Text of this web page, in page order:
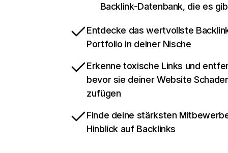
Backlink-Datenbank, die es
Entdecke das wertvollste
Portfolio in deiner Nische
Erkenne toxische Links und
bevor sie deiner Website
zufügen
Finde deine stärksten
Hinblick auf Backlinks